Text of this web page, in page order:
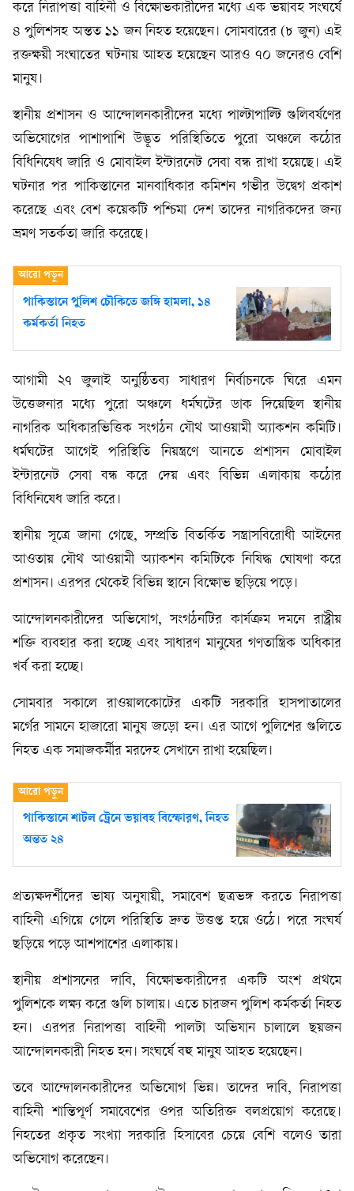
করে নিরাপত্তা বাহিনী ও বিক্ষোভকারীদের মধ্যে এক ভয়াবহ সংঘর্ষে
৪ পুলিশসহ অন্তত ১১ জন নিহত হয়েছেন। সোমবারের (৮ জুন) এই
রক্তক্ষয়ী সংঘাতের ঘটনায় আহত হয়েছেন আরও ৭০ জনেরও বেশি
মানুষ।
স্থানীয় প্রশাসন ও আন্দোলনকারীদের মধ্যে পাল্টাপাল্টি গুলিবর্ষণের
অভিযোগের পাশাপাশি উদ্ভূত পরিস্থিতিতে পুরো অঞ্চলে কঠোর
বিধিনিষেধ জারি ও মোবাইল ইন্টারনেট সেবা বন্ধ রাখা হয়েছে। এই
ঘটনার পর পাকিস্তানের মানবাধিকার কমিশন গভীর উদ্বেগ প্রকাশ
করেছে এবং বেশ কয়েকটি পশ্চিমা দেশ তাদের নাগরিকদের জন্য
ভ্রমণ সতর্কতা জারি করেছে।
পাকিস্তানে পুলিশ চৌকিতে জঙ্গি হামলা, ১৪
কর্মকর্তা নিহত
আগামী ২৭ জুলাই অনুষ্ঠিতব্য সাধারণ নির্বাচনকে ঘিরে এমন
উত্তেজনার মধ্যে পুরো অঞ্চলে ধর্মঘটের ডাক দিয়েছিল স্থানীয়
নাগরিক অধিকারভিত্তিক সংগঠন যৌথ আওয়ামী অ্যাকশন কমিটি।
ধর্মঘটের আগেই পরিস্থিতি নিয়ন্ত্রণে আনতে প্রশাসন মোবাইল
ইন্টারনেট সেবা বন্ধ করে দেয় এবং বিভিন্ন এলাকায় কঠোর
বিধিনিষেধ জারি করে।
স্থানীয় সূত্রে জানা গেছে, সম্প্রতি বিতর্কিত সন্ত্রাসবিরোধী আইনের
আওতায় যৌথ আওয়ামী অ্যাকশন কমিটিকে নিষিদ্ধ ঘোষণা করে
প্রশাসন। এরপর থেকেই বিভিন্ন স্থানে বিক্ষোভ ছড়িয়ে পড়ে।
আন্দোলনকারীদের অভিযোগ, সংগঠনটির কার্যক্রম দমনে রাষ্ট্রীয়
শক্তি ব্যবহার করা হচ্ছে এবং সাধারণ মানুষের গণতান্ত্রিক অধিকার
খর্ব করা হচ্ছে।
সোমবার সকালে রাওয়ালকোটের একটি সরকারি হাসপাতালের
মর্গের সামনে হাজারো মানুষ জড়ো হন। এর আগে পুলিশের গুলিতে
নিহত এক সমাজকর্মীর মরদেহ সেখানে রাখা হয়েছিল।
পাকিস্তানে শাটল ট্রেনে ভয়াবহ বিস্ফোরণ, নিহত
অন্তত ২৪
প্রত্যক্ষদর্শীদের ভাষ্য অনুযায়ী, সমাবেশ ছত্রভঙ্গ করতে নিরাপত্তা
বাহিনী এগিয়ে গেলে পরিস্থিতি দ্রুত উত্তপ্ত হয়ে ওঠে। পরে সংঘর্ষ
ছড়িয়ে পড়ে আশপাশের এলাকায়।
স্থানীয় প্রশাসনের দাবি, বিক্ষোভকারীদের একটি অংশ প্রথমে
পুলিশকে লক্ষ্য করে গুলি চালায়। এতে চারজন পুলিশ কর্মকর্তা নিহত
হন। এরপর নিরাপত্তা বাহিনী পালটা অভিযান চালালে ছয়জন
আন্দোলনকারী নিহত হন। সংঘর্ষে বহু মানুষ আহত হয়েছেন।
তবে আন্দোলনকারীদের অভিযোগ ভিন্ন। তাদের দাবি, নিরাপত্তা
বাহিনী শান্তিপূর্ণ সমাবেশের ওপর অতিরিক্ত বলপ্রয়োগ করেছে।
নিহতের প্রকৃত সংখ্যা সরকারি হিসাবের চেয়ে বেশি বলেও তারা
অভিযোগ করেছেন।